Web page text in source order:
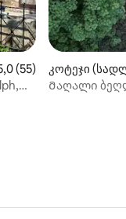
შეფასებაა
(55)
კოტეჯი
Მაღალი